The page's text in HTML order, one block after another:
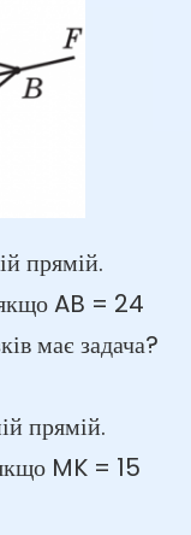
прямій.
якщо AB = 24
має задача?
прямій.
MK = 15